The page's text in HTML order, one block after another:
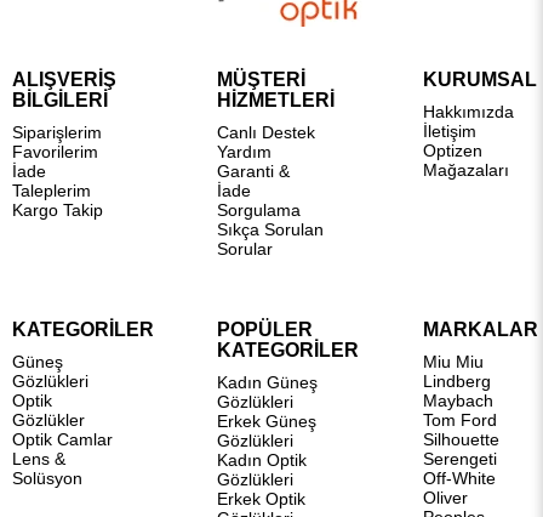
ALIŞVERİŞ
BİLGİLERİ
Siparişlerim
Favorilerim
İade
Taleplerim
Kargo Takip
MÜŞTERİ
HİZMETLERİ
Canlı Destek
Yardım
Garanti &
İade
Sorgulama
Sıkça Sorulan
Sorular
KURUMSAL
Hakkımızda
İletişim
Optizen
Mağazaları
KATEGORİLER
Güneş
Gözlükleri
Optik
Gözlükler
Optik Camlar
Lens &
Solüsyon
POPÜLER
KATEGORİLER
Kadın Güneş
Gözlükleri
Erkek Güneş
Gözlükleri
Kadın Optik
Gözlükleri
Erkek Optik
MARKALAR
Miu Miu
Lindberg
Maybach
Tom Ford
Silhouette
Serengeti
Off-White
Oliver